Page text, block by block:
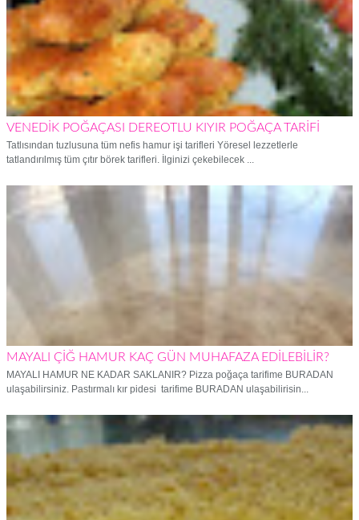
VENEDİK POĞAÇASI DEREOTLU KIYIR POĞAÇA TARİFİ
Tatlısından tuzlusuna tüm nefis hamur işi tarifleri Yöresel lezzetlerle
tatlandırılmış tüm çıtır börek tarifleri. İlginizi çekebilecek ...
MAYALI ÇİĞ HAMUR KAÇ GÜN MUHAFAZA EDİLEBİLİR?
MAYALI HAMUR NE KADAR SAKLANIR? Pizza poğaça tarifime BURADAN
ulaşabilirsiniz. Pastırmalı kır pidesi tarifime BURADAN ulaşabilirisin...